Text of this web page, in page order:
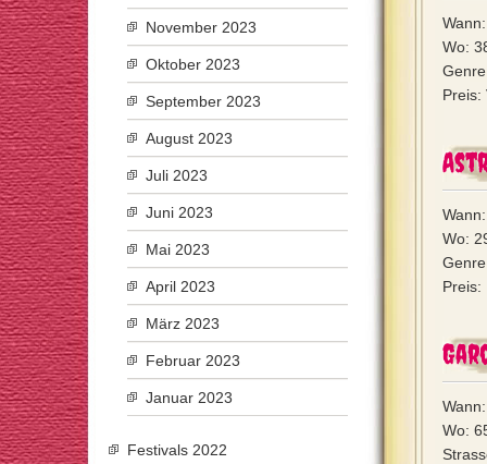
Wo:
Preis:
Wo:
Preis:
Wo:
November 2023
Oktober 2023
September 2023
August 2023
Juli 2023
Juni 2023
Mai 2023
April 2023
März 2023
Februar 2023
Januar 2023
Festivals 2022